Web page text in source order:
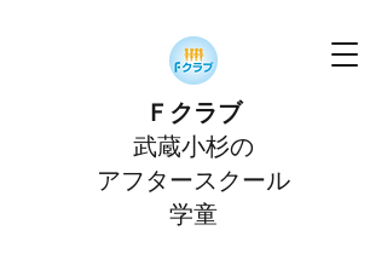
Ｆクラブ
武蔵小杉の
アフタースクール
学童